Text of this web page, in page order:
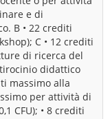
e di
B • 22 crediti
C • 12 crediti
di ricerca del
didattico
massimo alla
per attività di
CFU); • 8 crediti